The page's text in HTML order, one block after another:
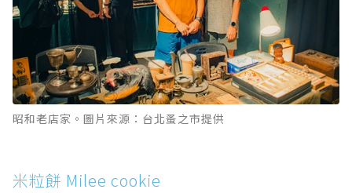
昭和老店家。圖片來源：台北蚤之市提供
米粒餅 Milee cookie